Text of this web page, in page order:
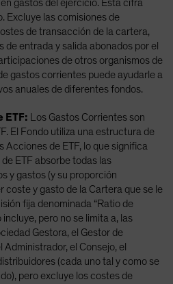
gastos del ejercicio. Esta cifra
Excluye las comisiones de
de transacción de la cartera,
de entrada y salida abonados por el
de otros organismos de
gastos corrientes puede ayudarle a
anuales de diferentes fondos.
ETF:
Los Gastos Corrientes son
El Fondo utiliza una estructura de
Acciones de ETF, lo que significa
ETF absorbe todas las
y gastos (y su proporción
coste y gasto de la Cartera que se le
fija denominada “Ratio de
incluye, pero no se limita a, las
Gestora, el Gestor de
Administrador, el Consejo, el
(cada uno tal y como se
pero excluye los costes de